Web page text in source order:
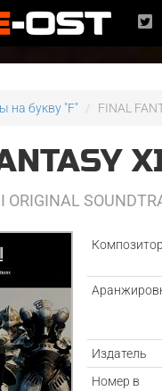
на букву "F" FINAL
ORIGINAL
Издатель
Номер в